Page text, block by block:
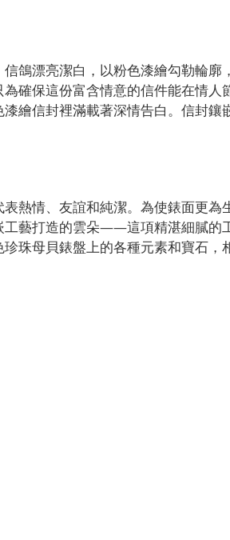
鴿漂亮潔白，以粉色漆繪勾勒輪廓，
確保這份富含情意的信件能在情人
繪信封裡滿載著深情告白。信封鑲
熱情、友誼和純潔。為使錶面更為
工藝打造的雲朵——這項精湛細膩的
珠母貝錶盤上的各種元素和寶石，